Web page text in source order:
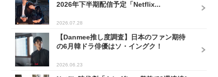
2026年下半期配信予定「Netflix...
2026.07.28
【Danmee推し度調査】日本のファン期待
の6月韓ドラ俳優はソ・イングク！
2026.06.23